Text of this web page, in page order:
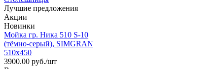
Лучшие предложения
Акции
Новинки
Мойка гр. Ника 510 S-10
(тёмно-серый), SIMGRAN
510х450
3900.00 руб./шт